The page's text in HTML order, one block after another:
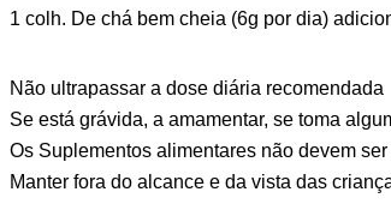
1 colh. De chá bem cheia (6g por dia)
Não ultrapassar a dose diária recomendada
Se está grávida, a amamentar, se toma
Os Suplementos alimentares não devem
Manter fora do alcance e da vista das